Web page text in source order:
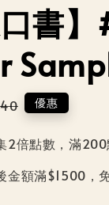
書
優惠
2倍點數，滿
金額滿$1500，